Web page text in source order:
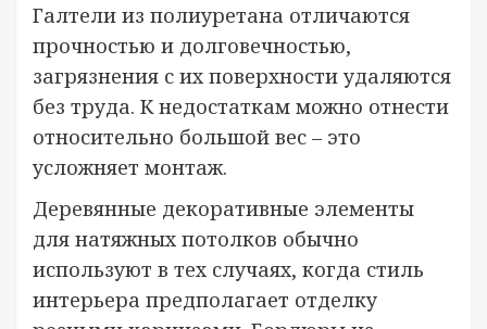
Галтели из полиуретана отличаются
прочностью и долговечностью,
загрязнения с их поверхности удаляются
без труда. К недостаткам можно отнести
относительно большой вес – это
усложняет монтаж.
Деревянные декоративные элементы
для натяжных потолков обычно
используют в тех случаях, когда стиль
интерьера предполагает отделку